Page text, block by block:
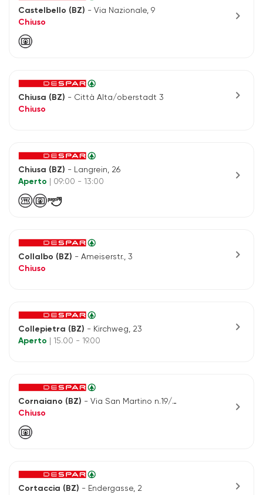
Castelbello (BZ) - Via Nazionale, 9
Chiuso
chevron_right
Chiusa (BZ) - Città Alta/oberstadt 3
Chiuso
chevron_right
Chiusa (BZ) - Langrein, 26
Aperto
| 09:00 - 13:00 chevron_right
Collalbo (BZ) - Ameiserstr., 3
Chiuso
chevron_right
Collepietra (BZ) - Kirchweg, 23
Aperto
| 15.00 - 19.00
chevron_right
Cornaiano (BZ) - Via San Martino n.19/B
Chiuso
chevron_right
Cortaccia (BZ) - Endergasse, 2
chevron_right